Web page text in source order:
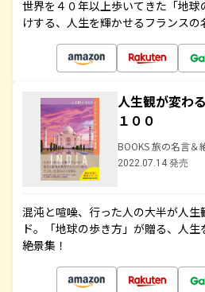
世界を４０年以上歩いてきた「地
けする、人生を輝かせるフランス
人生観が変わ
１００
BOOKS 旅の名言＆
2022.07.14 発売
混沌と喧噪、行った人の大半が人
ド。「地球の歩き方」が贈る、人
絶景集！